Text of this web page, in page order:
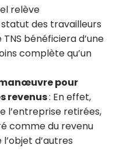
relève
des travailleurs
bénéficiera d’une
complète qu’un
pour
revenus: En effet,
l’entreprise retirées,
comme du revenu
d’autres